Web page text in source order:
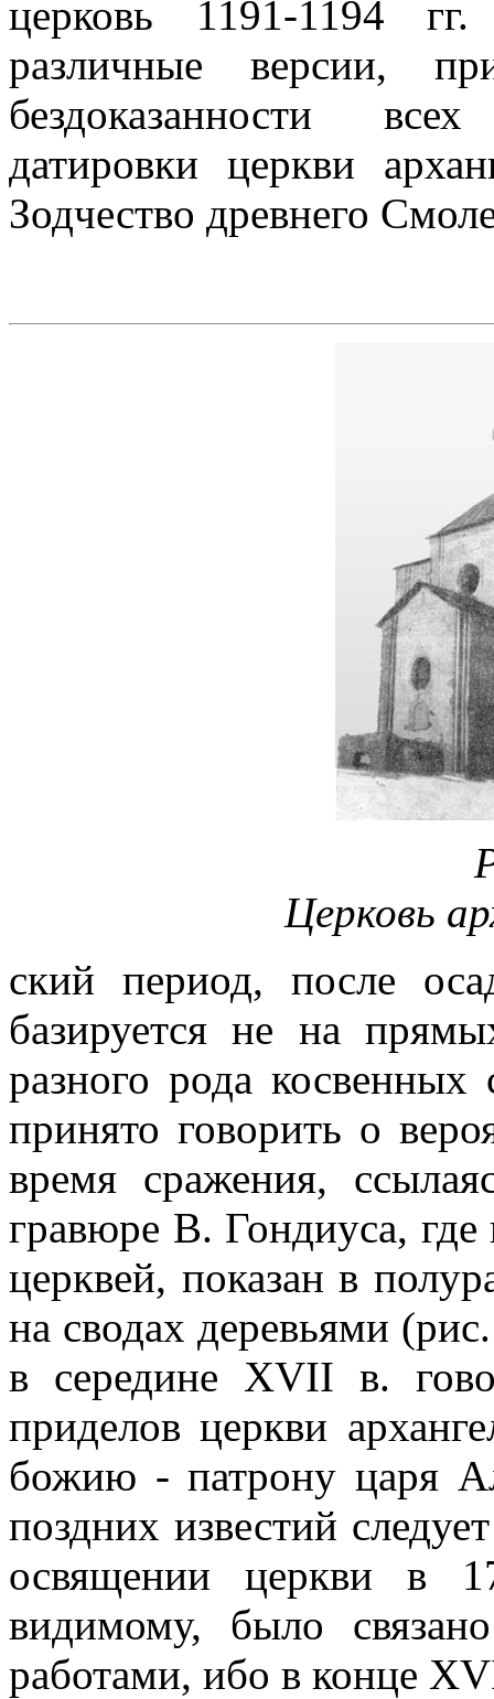
церковь 1191-1194
различные версии,
бездоказанности
датировки церкви
Зодчество древнего
Церковь
ский период, после
базируется не на
разного рода
принято говорить о
время сражения,
гравюре В. Гондиуса,
церквей, показан в
на сводах деревьями
в середине XVII в.
приделов церкви
божию - патрону царя
поздних известий
освящении церкви в
видимому, было
работами, ибо в конце